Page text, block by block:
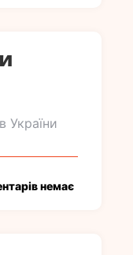
України
немає